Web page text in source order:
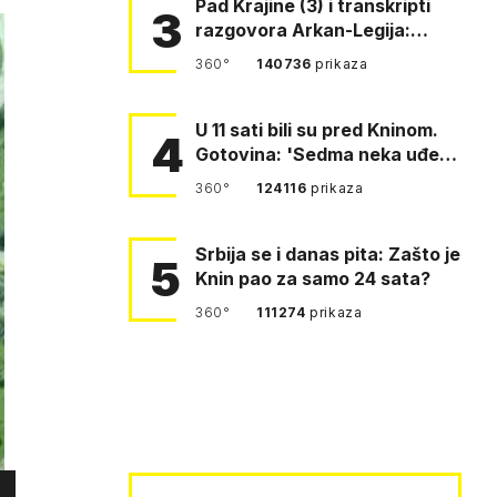
3
Pad Krajine (3) i transkripti
razgovora Arkan-Legija:
'Čujem, prelazite ustašam…
360° 140736prikaza
4 U 11 sati bili su pred Kninom.
Gotovina: 'Sedma neka uđe,
4. gardijska neka g…
360° 124116prikaza
5
Srbija se i danas pita: Zašto je
Knin pao za samo 24 sata?
360° 111274prikaza